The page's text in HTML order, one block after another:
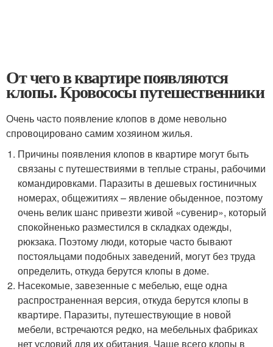
От чего в квартире появляются
клопы. Кровососы путешественники
Очень часто появление клопов в доме невольно
спровоцировано самим хозяином жилья.
Причины появления клопов в квартире могут быть
связаны с путешествиями в теплые страны, рабочими
командировками. Паразиты в дешевых гостиничных
номерах, общежитиях – явление обыденное, поэтому
очень велик шанс привезти живой «сувенир», который
спокойненько разместился в складках одежды,
рюкзака. Поэтому люди, которые часто бывают
постояльцами подобных заведений, могут без труда
определить, откуда берутся клопы в доме.
Насекомые, завезенные с мебелью, еще одна
распространенная версия, откуда берутся клопы в
квартире. Паразиты, путешествующие в новой
мебели, встречаются редко, на мебельных фабриках
нет условий для их обитания. Чаще всего клопы в